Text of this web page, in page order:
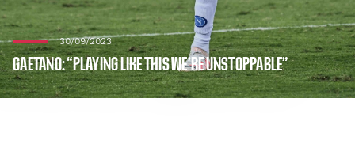
30/09/2023
GAETANO: “PLAYING LIKE THIS WE’RE UNSTOPPABLE”